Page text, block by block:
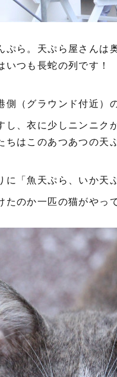
ぷら。天ぷら屋さんは
つも長蛇の列です！
（グラウンド付近）
し、衣に少しニンニク
ちはこのあつあつの天
「魚天ぷら、いか天
のか一匹の猫がやっ